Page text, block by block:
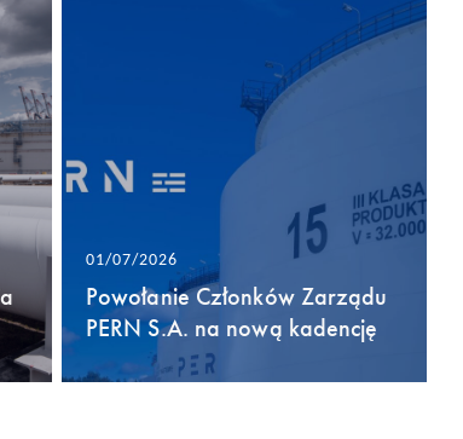
01/07/2026
Powołanie Członków Zarządu
PERN S.A. na nową kadencję